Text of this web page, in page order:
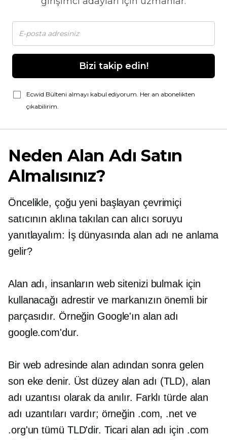
Bizi takip edin!
Ecwid Bülteni almayı kabul ediyorum. Her an abonelikten
çıkabilirim.
Neden Alan Adı Satın
Almalısınız?
Öncelikle, çoğu yeni başlayan çevrimiçi
satıcının aklına takılan can alıcı soruyu
yanıtlayalım: İş dünyasında alan adı ne anlama
gelir?
Alan adı, insanların web sitenizi bulmak için
kullanacağı adrestir ve markanızın önemli bir
parçasıdır. Örneğin Google'ın alan adı
google.com'dur.
Bir web adresinde alan adından sonra gelen
son eke denir. Üst düzeyalan adı (TLD), alan
adı uzantısı olarak da anılır. Farklı türde alan
adı uzantıları vardır; örneğin .com, .net ve
.org'un tümü TLD'dir. Ticari alan adı için .com